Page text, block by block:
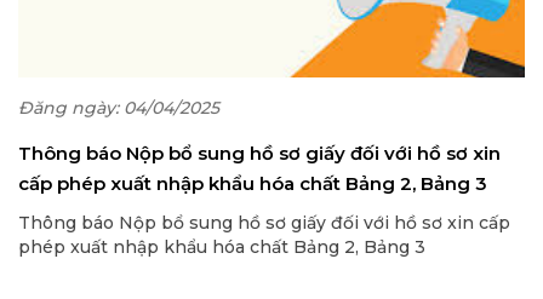
Đăng ngày: 04/04/2025
Thông báo Nộp bổ sung hồ sơ giấy đối với hồ sơ xin
cấp phép xuất nhập khẩu hóa chất Bảng 2, Bảng 3
Thông báo Nộp bổ sung hồ sơ giấy đối với hồ sơ xin cấp
phép xuất nhập khẩu hóa chất Bảng 2, Bảng 3